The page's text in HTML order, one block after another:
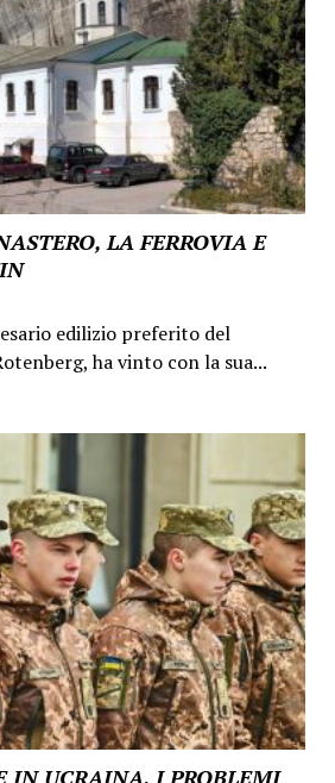
LA FERROVIA E
edilizio preferito del
ha vinto con la sua...
IN UCRAINA, I PROBLEMI